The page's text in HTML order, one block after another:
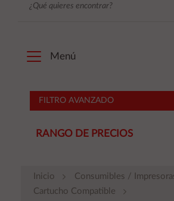
Menú
FILTRO AVANZADO
RANGO DE PRECIOS
Inicio
Consumibles /
Cartucho Compatible